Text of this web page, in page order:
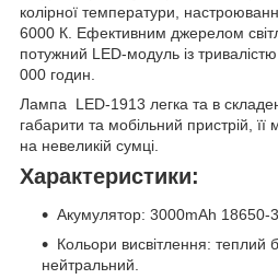
колірної температури,
6000 К. Ефективним джерелом
потужний LED-модуль із
000 годин.
Лампа LED-1913 легка та в
габарити та мобільний пристрій,
на невеликій сумці.
Характеристики:
Акумулятор: 3000mAh 18650-
Кольори висвітлення: теплий
нейтральний.